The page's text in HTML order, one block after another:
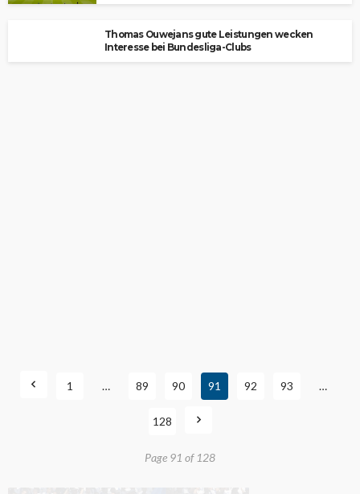
Thomas Ouwejans gute Leistungen wecken
Interesse bei Bundesliga-Clubs
1 … 89 90 91 92 93 …
128
Page 91 of 128